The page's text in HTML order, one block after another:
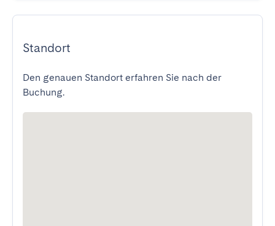
Standort
Den genauen Standort erfahren Sie nach der
Buchung.